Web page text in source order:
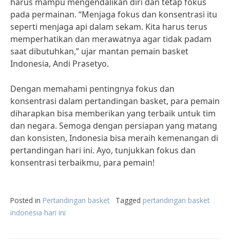
pada permainan. “Menjaga fokus dan konsentrasi itu
seperti menjaga api dalam sekam. Kita harus terus
memperhatikan dan merawatnya agar tidak padam
saat dibutuhkan,” ujar mantan pemain basket
Indonesia, Andi Prasetyo.
Dengan memahami pentingnya fokus dan
konsentrasi dalam pertandingan basket, para pemain
diharapkan bisa memberikan yang terbaik untuk tim
dan negara. Semoga dengan persiapan yang matang
dan konsisten, Indonesia bisa meraih kemenangan di
pertandingan hari ini. Ayo, tunjukkan fokus dan
konsentrasi terbaikmu, para pemain!
Posted in Pertandingan basket Tagged pertandingan basket
indonesia hari ini